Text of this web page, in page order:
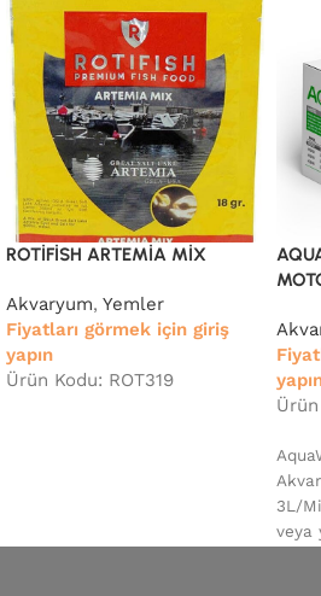
ROTİFİSH ARTEMİA MİX
Akvaryum, Yemler
Fiyatları görmek için giriş
yapın
Ürün Kodu: ROT319
3L/
veya